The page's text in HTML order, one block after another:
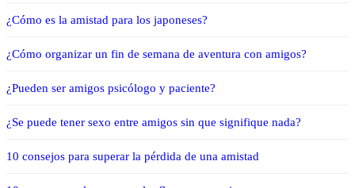
¿Cómo es la amistad para los japoneses?
¿Cómo organizar un fin de semana de aventura con amigos?
¿Pueden ser amigos psicólogo y paciente?
¿Se puede tener sexo entre amigos sin que signifique nada?
10 consejos para superar la pérdida de una amistad